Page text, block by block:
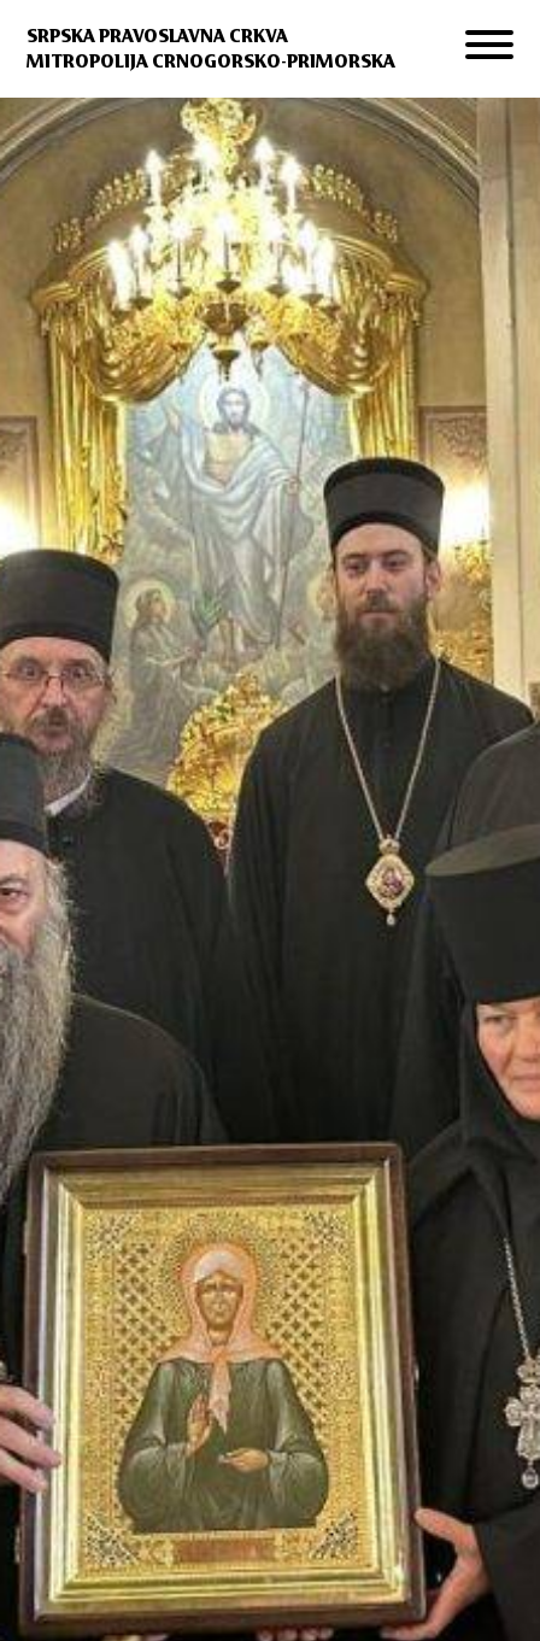
SRPSKA PRAVOSLAVNA CRKVA
MITROPOLIJA CRNOGORSKO-PRIMORSKA